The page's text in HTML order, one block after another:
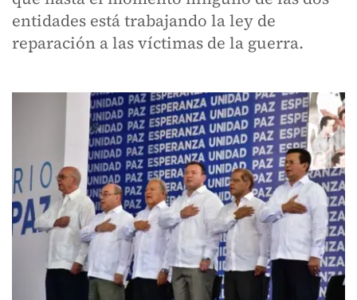
entidades está trabajando la ley de
reparación a las víctimas de la guerra.